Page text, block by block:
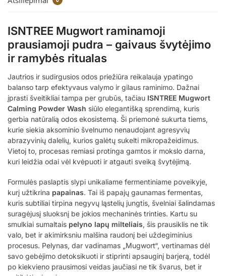
ISNTREE Mugwort raminamoji
prausiamoji pudra – gaivaus švytėjimo
ir ramybės ritualas
Jautrios ir sudirgusios odos priežiūra reikalauja ypatingo
balanso tarp efektyvaus valymo ir gilaus raminimo. Dažnai
įprasti šveitikliai tampa per grubūs, tačiau ISNTREE Mugwort
Calming Powder Wash siūlo elegantišką sprendimą, kuris
gerbia natūralią odos ekosistemą. Ši priemonė sukurta tiems,
kurie siekia aksominio švelnumo nenaudojant agresyvių
abrazyvinių dalelių, kurios galėtų sukelti mikropažeidimus.
Vietoj to, procesas remiasi protinga gamtos ir mokslo darna,
kuri leidžia odai vėl kvėpuoti ir atgauti sveiką švytėjimą.
Formulės paslaptis slypi unikaliame fermentiniame poveikyje,
kurį užtikrina papainas. Tai iš papajų gaunamas fermentas,
kuris subtiliai tirpina negyvų ląstelių jungtis, švelniai šalindamas
suragėjusį sluoksnį be jokios mechaninės trinties. Kartu su
smulkiai sumaltais pelyno lapų milteliais, šis prausiklis ne tik
valo, bet ir akimirksniu malšina raudonį bei uždegiminius
procesus. Pelynas, dar vadinamas „Mugwort“, vertinamas dėl
savo gebėjimo detoksikuoti ir stiprinti apsauginį barjerą, todėl
po kiekvieno prausimosi veidas jaučiasi ne tik švarus, bet ir